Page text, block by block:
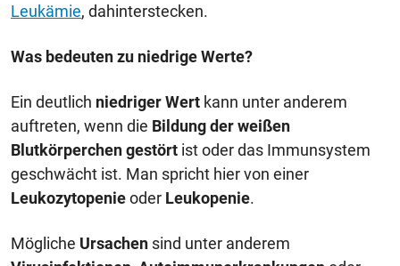
Leukämie, dahinterstecken.
Was bedeuten zu niedrige Werte?
Ein deutlich niedriger Wert kann unter anderem
auftreten, wenn die Bildung der weißen
Blutkörperchen gestört ist oder das Immunsystem
geschwächt ist. Man spricht hier von einer
Leukozytopenieoder Leukopenie.
Mögliche Ursachen sind unter anderem